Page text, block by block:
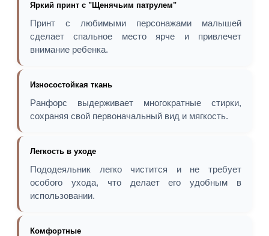
Яркий принт с "Щенячьим патрулем"
Принт с любимыми персонажами малышей
сделает спальное место ярче и привлечет
внимание ребенка.
Износостойкая ткань
Ранфорс выдерживает многократные стирки,
сохраняя свой первоначальный вид и мягкость.
Легкость в уходе
Пододеяльник легко чистится и не требует
особого ухода, что делает его удобным в
использовании.
Комфортные